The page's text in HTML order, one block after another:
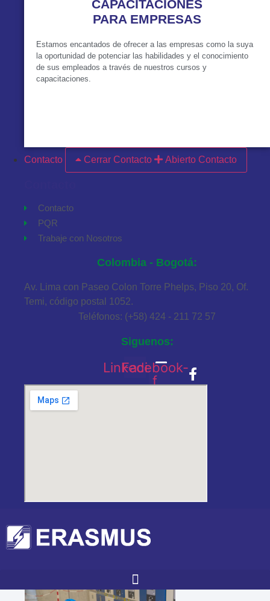
CAPACITACIONES
PARA EMPRESAS
Estamos encantados de ofrecer a las empresas como la suya
la oportunidad de potenciar las habilidades y el conocimiento
de sus empleados a través de nuestros cursos y
capacitaciones.
Contacto
Cerrar Contacto Abierto Contacto
Contacto
PQR
Trabaje con Nosotros
Colombia - Bogotá:
Av. Lima con Paseo Colon Torre Phelps, Piso 20, Of.
Temi, código postal 1052.
Teléfonos: (+58) 424 - 211 72 57
Siguenos:
Linkedin
Facebook-
f